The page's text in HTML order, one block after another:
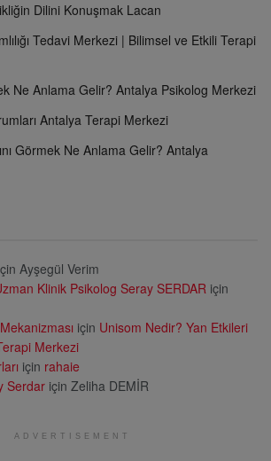
Dilini Konuşmak Lacan
Tedavi Merkezi | Bilimsel ve Etkili Terapi
Ne Anlama Gelir? Antalya Psikolog Merkezi
Antalya Terapi Merkezi
Görmek Ne Anlama Gelir? Antalya
Ayşegül Verim
Klinik Psikolog Seray SERDAR için
için Unisom Nedir? Yan Etkileri
Merkezi
için rahaie
Serdar için Zeliha DEMİR
ADVERTISEMENT